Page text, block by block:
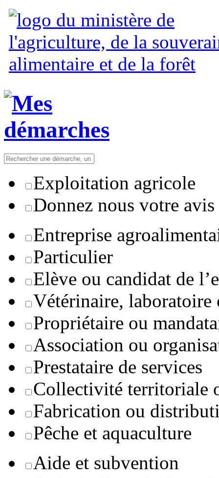
Exploitation agricole
Donnez nous votre avis
Entreprise
Particulier
Elève ou candidat de
Vétérinaire, laboratoire
Propriétaire ou
Association ou
Prestataire de services
Collectivité territoriale
Fabrication ou
Pêche et aquaculture
Aide et subvention